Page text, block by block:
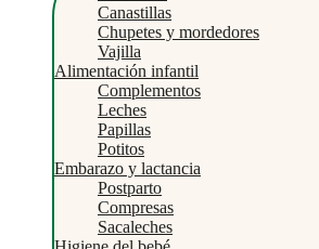
Canastillas
Chupetes y mordedores
Vajilla
Alimentación infantil
Complementos
Leches
Papillas
Potitos
Embarazo y lactancia
Postparto
Compresas
Sacaleches